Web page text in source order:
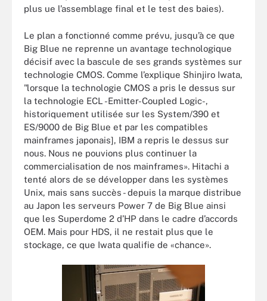
plus ue l’assemblage final et le test des baies).
Le plan a fonctionné comme prévu, jusqu’à ce que
Big Blue ne reprenne un avantage technologique
décisif avec la bascule de ses grands systèmes sur
technologie CMOS. Comme l’explique Shinjiro Iwata,
"lorsque la technologie CMOS a pris le dessus sur
la technologie ECL -Emitter-Coupled Logic-,
historiquement utilisée sur les System/390 et
ES/9000 de Big Blue et par les compatibles
mainframes japonais], IBM a repris le dessus sur
nous. Nous ne pouvions plus continuer la
commercialisation de nos mainframes». Hitachi a
tenté alors de se développer dans les systèmes
Unix, mais sans succès - depuis la marque distribue
au Japon les serveurs Power 7 de Big Blue ainsi
que les Superdome 2 d’HP dans le cadre d’accords
OEM. Mais pour HDS, il ne restait plus que le
stockage, ce que Iwata qualifie de «chance».